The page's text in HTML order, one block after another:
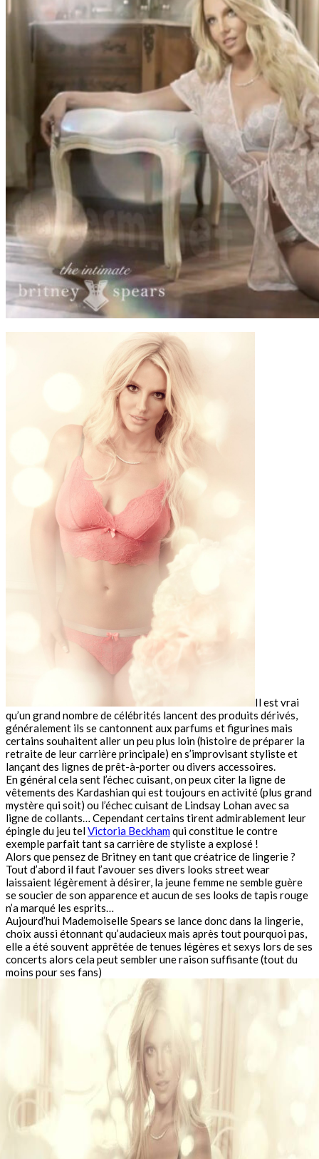
Il est vrai
qu’un grand nombre de célébrités lancent des produits dérivés,
généralement ils se cantonnent aux parfums et figurines mais
certains souhaitent aller un peu plus loin (histoire de préparer la
retraite de leur carrière principale) en s’improvisant styliste et
lançant des lignes de prêt-à-porter ou divers accessoires.
En général cela sent l’échec cuisant, on peux citer la ligne de
vêtements des Kardashian qui est toujours en activité (plus grand
mystère qui soit) ou l’échec cuisant de Lindsay Lohan avec sa
ligne de collants… Cependant certains tirent admirablement leur
épingle du jeu telVictoria Beckhamqui constitue le contre
exemple parfait tant sa carrière de styliste a explosé !
Alors que pensez de Britney en tant que créatrice de lingerie ?
Tout d’abord il faut l’avouer ses divers looks street wear
laissaient légèrement à désirer, la jeune femme ne semble guère
se soucier de son apparence et aucun de ses looks de tapis rouge
n’a marqué les esprits…
Aujourd’hui Mademoiselle Spears se lance donc dans la lingerie,
choix aussi étonnant qu’audacieux mais après tout pourquoi pas,
elle a été souvent apprêtée de tenues légères et sexys lors de ses
concerts alors cela peut sembler une raison suffisante (tout du
moins pour ses fans)